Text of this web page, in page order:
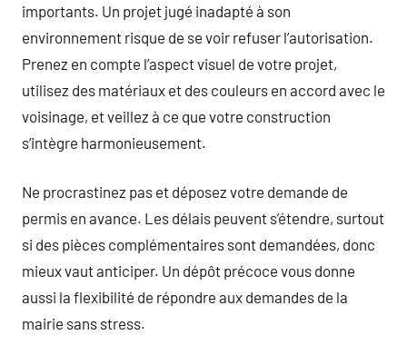
importants. Un projet jugé inadapté à son
environnement risque de se voir refuser l’autorisation.
Prenez en compte l’aspect visuel de votre projet,
utilisez des matériaux et des couleurs en accord avec le
voisinage, et veillez à ce que votre construction
s’intègre harmonieusement.
Ne procrastinez pas et déposez votre demande de
permis en avance. Les délais peuvent s’étendre, surtout
si des pièces complémentaires sont demandées, donc
mieux vaut anticiper. Un dépôt précoce vous donne
aussi la flexibilité de répondre aux demandes de la
mairie sans stress.